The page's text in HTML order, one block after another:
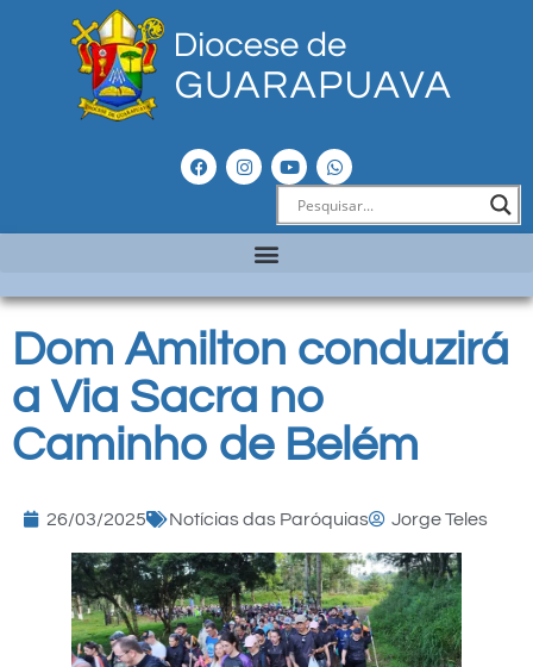
Dom Amilton conduzirá
a Via Sacra no
Caminho de Belém
26/03/2025 Notícias das Paróquias Jorge Teles